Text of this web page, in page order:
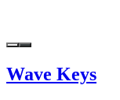
Wave Keys